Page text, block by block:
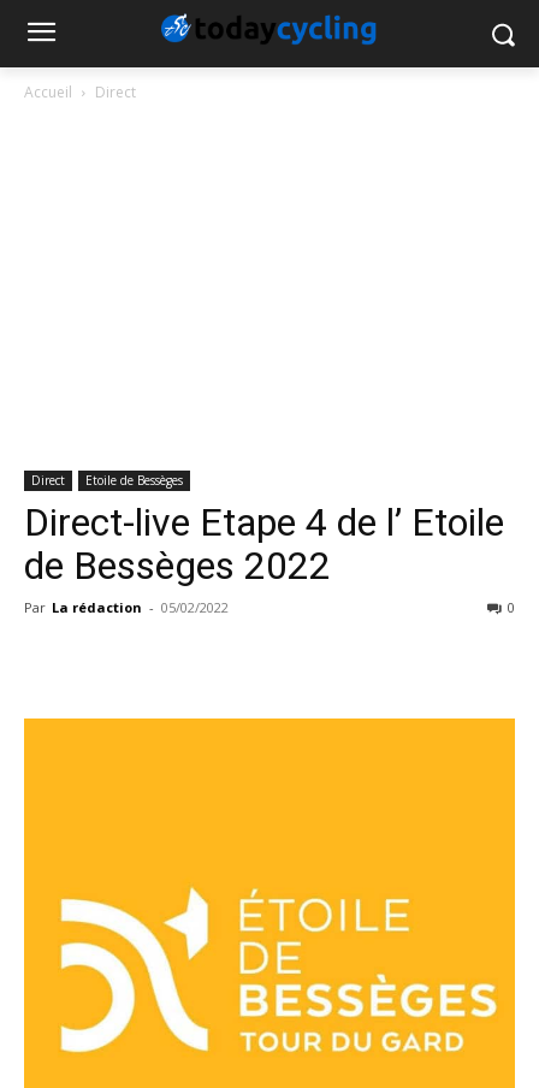
Accueil Direct
Direct Etoile de Bessèges
Direct-live Etape 4 de l’ Etoile
de Bessèges 2022
Par La rédaction - 05/02/2022 0